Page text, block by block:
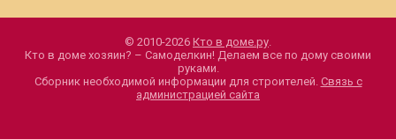
© 2010-2026 Кто в доме.ру.
Кто в доме хозяин? – Самоделкин! Делаем все по дому своими
руками.
Сборник необходимой информации для строителей. Связь с
администрацией сайта